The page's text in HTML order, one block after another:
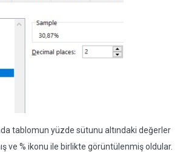
tablomun yüzde sütunu altındaki değerler
ve % ikonu ile birlikte görüntülenmiş oldular.